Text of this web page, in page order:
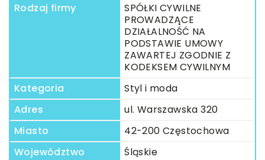
Rodzaj firmy
SPÓŁKI CYWILNE
PROWADZĄCE
DZIAŁALNOŚĆ NA
PODSTAWIE UMOWY
ZAWARTEJ ZGODNIE Z
KODEKSEM CYWILNYM
Kategoria
Styl i moda
Adres
ul. Warszawska 320
Miasto
42-200 Częstochowa
Województwo
Śląskie